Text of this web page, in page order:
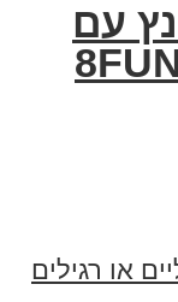
26 אינץ עם